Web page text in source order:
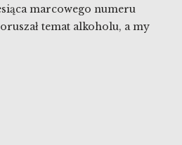
marcowego numeru
temat alkoholu, a my
stał się stałym element